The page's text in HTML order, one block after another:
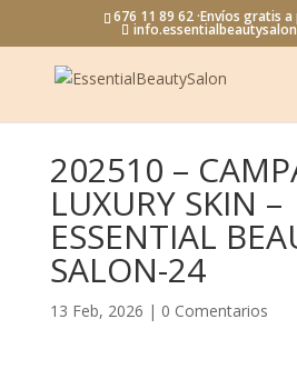
676 11 89 62 ·Envíos gratis
202510 –
LUXURY SKIN –
ESSENTIAL
SALON-24
13 Feb, 2026 | 0 Comentarios